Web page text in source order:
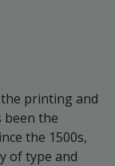
printing and
been the
the 1500s,
of type and